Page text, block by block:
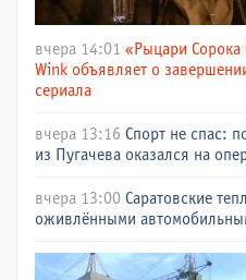
вчера 14:01 «Рыцари Сорока
Wink объявляет о
сериала
вчера 13:16 Спорт не спас:
из Пугачева оказался на
вчера 13:00 Саратовские
оживлёнными